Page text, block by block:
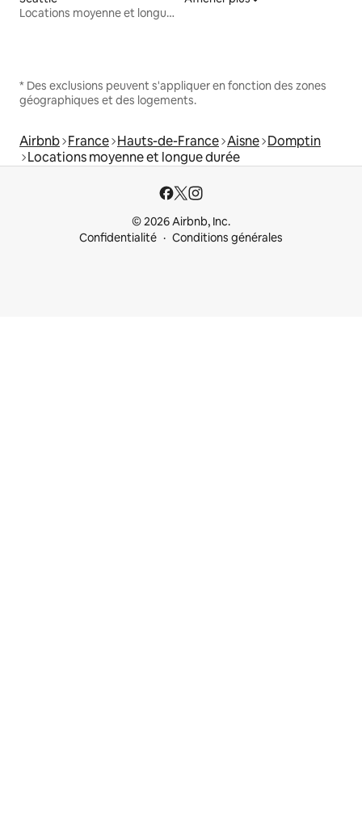
Locations moyenne et longue durée
* Des exclusions peuvent s'appliquer en fonction des zones
géographiques et des logements.
Airbnb France Hauts-de-France Aisne Domptin
Locations moyenne et longue durée
© 2026 Airbnb, Inc.
Confidentialité
Conditions générales